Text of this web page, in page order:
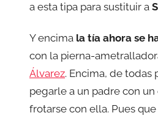
a esta tipa para sustituir a
Y encima la tía ahora se
con la pierna-
Álvarez. Encima, de todas
pegarle a un padre con
frotarse con ella. Pues